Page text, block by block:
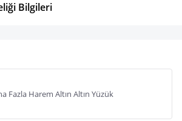
Bilgileri
Fazla Harem Altın Altın Yüzük